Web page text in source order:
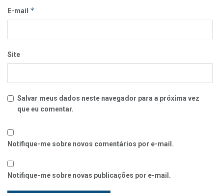
E-mail *
Site
Salvar meus dados neste navegador para a próxima vez
que eu comentar.
Notifique-me sobre novos comentários por e-mail.
Notifique-me sobre novas publicações por e-mail.